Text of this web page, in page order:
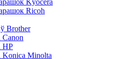
Ricoh
Brother
Canon
HP
Konica Minolta